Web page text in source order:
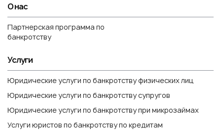
О нас
Партнерская программа по
банкротству
Услуги
Юридические услуги по банкротству физических лиц
Юридические услуги по банкротству супругов
Юридические услуги по банкротству при микрозаймах
Услуги юристов по банкротству по кредитам